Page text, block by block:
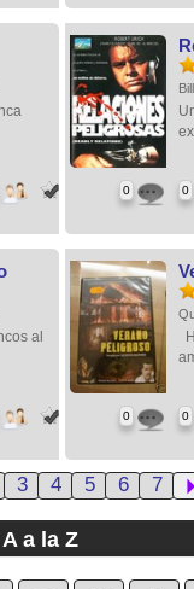
0 0
al
0 0
3 4 5 6 7
a la Z